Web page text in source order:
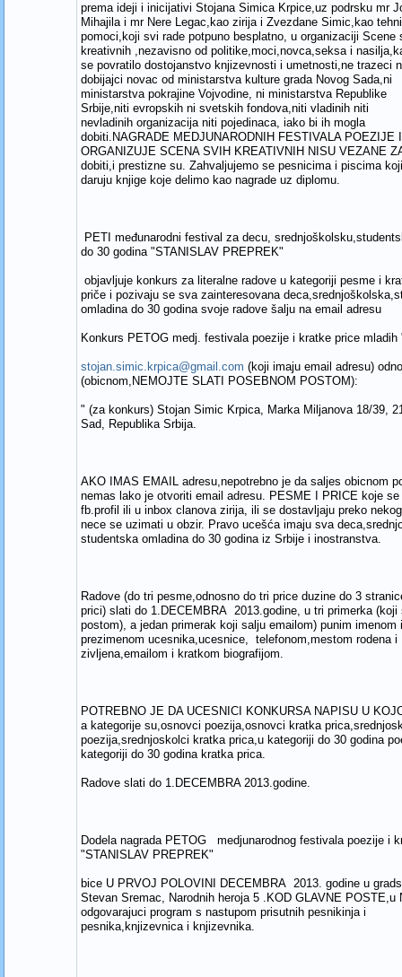
prema ideji i inicijativi Stojana Simica Krpice,uz podrsku mr
Mihajila i mr Nere Legac,kao zirija i Zvezdane Simic,kao
pomoci,koji svi rade potpuno besplatno, u organizaciji Scene
kreativnih ,nezavisno od politike,moci,novca,seksa i
se povratilo dostojanstvo knjizevnosti i umetnosti,ne trazeci
dobijajci novac od ministarstva kulture grada Novog Sada,ni
ministarstva pokrajine Vojvodine, ni ministarstva Republike
Srbije,niti evropskih ni svetskih fondova,niti vladinih niti
nevladinih organizacija niti pojedinaca, iako bi ih mogla
dobiti.NAGRADE MEDJUNARODNIH FESTIVALA POEZIJE
ORGANIZUJE SCENA SVIH KREATIVNIH NISU VEZANE
dobiti,i prestizne su. Zahvaljujemo se pesnicima i piscima
daruju knjige koje delimo kao nagrade uz diplomu.
PETI međunarodni festival za decu,
do 30 godina "STANISLAV PREPREK"
objavljuje konkurs za literalne radove u kategoriji pesme i
priče i pozivaju se sva zainteresovana
omladina do 30 godina svoje radove šalju na email adresu
Konkurs PETOG medj. festivala poezije i kratke price
stojan.simic.krpica@gmail.com (koji imaju email adresu)
(obicnom,NEMOJTE SLATI POSEBNOM POSTOM):
" (za konkurs) Stojan Simic Krpica, Marka Miljanova 18/39,
Sad, Republika Srbija.
AKO IMAS EMAIL adresu,nepotrebno je da saljes obicnom
nemas lako je otvoriti email adresu. PESME I PRICE koje se
fb.profil ili u inbox clanova zirija, ili se dostavljaju preko
nece se uzimati u obzir. Pravo ucešća imaju sva
studentska omladina do 30 godina iz Srbije i inostranstva.
Radove (do tri pesme,odnosno do tri price duzine do 3
prici) slati do 1.DECEMBRA 2013.godine, u tri primerka (koji
postom), a jedan primerak koji salju emailom) punim imenom i
prezimenom ucesnika,ucesnice, telefonom,mestom rodena i
zivljena,emailom i kratkom biografijom.
POTREBNO JE DA UCESNICI KONKURSA NAPISU U
a kategorije su,osnovci poezija,osnovci kratka
poezija,srednjoskolci kratka prica,u kategoriji do 30 godina
kategoriji do 30 godina kratka prica.
Radove slati do 1.DECEMBRA 2013.godine.
Dodela nagrada PETOG medjunarodnog festivala poezije i
"STANISLAV PREPREK"
bice U PRVOJ POLOVINI DECEMBRA 2013. godine u
Stevan Sremac, Narodnih heroja 5 .KOD GLAVNE POSTE,u
odgovarajuci program s nastupom prisutnih pesnikinja i
pesnika,knjizevnica i knjizevnika.